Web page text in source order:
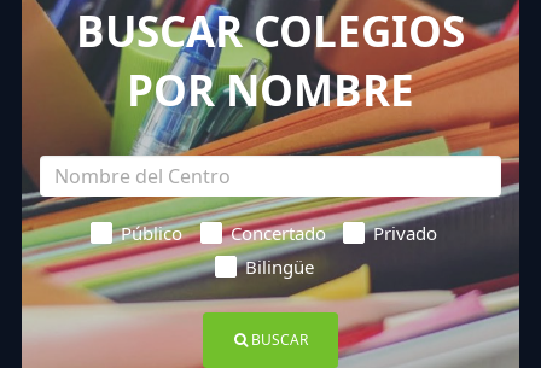
BUSCAR COLEGIOS
POR NOMBRE
Público Concertado
Privado
Bilingüe
BUSCAR